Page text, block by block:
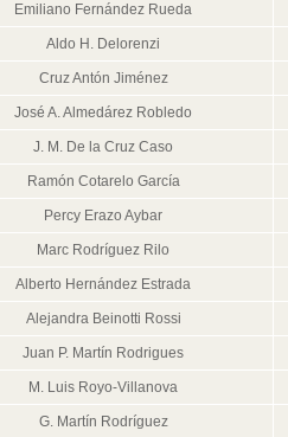
Emiliano Fernández Rueda
Aldo H. Delorenzi
Cruz Antón Jiménez
José A. Almedárez Robledo
J. M. De la Cruz Caso
Ramón Cotarelo García
Percy Erazo Aybar
Marc Rodríguez Rilo
Alberto Hernández Estrada
Alejandra Beinotti Rossi
Juan P. Martín Rodrigues
M. Luis Royo-Villanova
G. Martín Rodríguez